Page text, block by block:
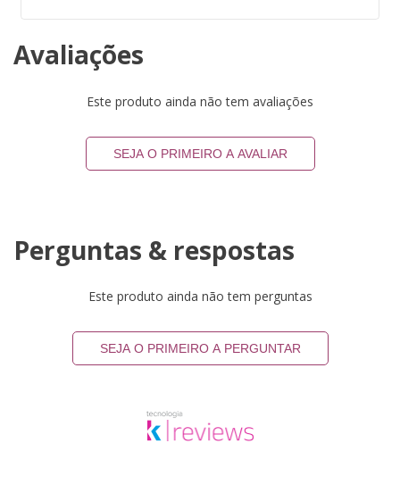
Avaliações
Este produto ainda não tem avaliações
SEJA O PRIMEIRO A AVALIAR
Perguntas & respostas
Este produto ainda não tem perguntas
SEJA O PRIMEIRO A PERGUNTAR